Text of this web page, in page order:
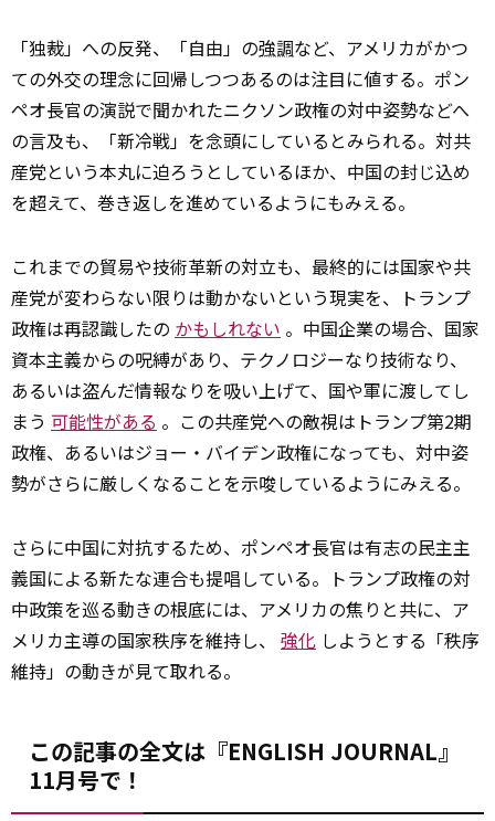
「独裁」への反発、「自由」の強調など、アメリカがかつ
ての外交の理念に回帰しつつあるのは注目に値する。ポン
ペオ長官の演説で聞かれたニクソン政権の対中姿勢などへ
の言及も、「新冷戦」を念頭にしているとみられる。対共
産党という本丸に迫ろうとしているほか、中国の封じ込め
を超えて、巻き返しを進めているようにもみえる。
これまでの貿易や技術革新の対立も、最終的には国家や共
産党が変わらない限りは動かないという現実を、トランプ
政権は再認識したの かもしれない 。中国企業の場合、国家
資本主義からの呪縛があり、テクノロジーなり技術なり、
あるいは盗んだ情報なりを吸い上げて、国や軍に渡してし
まう 可能性がある 。この共産党への敵視はトランプ第2期
政権、あるいはジョー・バイデン政権になっても、対中姿
勢がさらに厳しくなることを示唆しているようにみえる。
さらに中国に対抗するため、ポンペオ長官は有志の民主主
義国による新たな連合も提唱している。トランプ政権の対
中政策を巡る動きの根底には、アメリカの焦りと共に、ア
メリカ主導の国家秩序を維持し、 強化 しようとする「秩序
維持」の動きが見て取れる。
この記事の全文は『ENGLISH JOURNAL』
11月号で！